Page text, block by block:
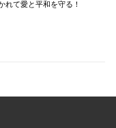
れて愛と平和を守る！